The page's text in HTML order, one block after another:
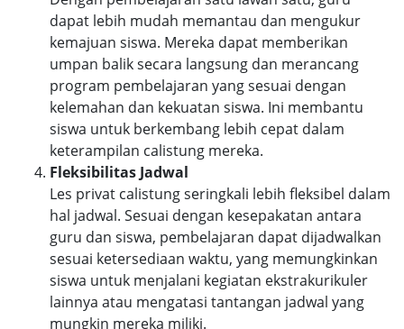
dapat lebih mudah memantau dan mengukur
kemajuan siswa. Mereka dapat memberikan
umpan balik secara langsung dan merancang
program pembelajaran yang sesuai dengan
kelemahan dan kekuatan siswa. Ini membantu
siswa untuk berkembang lebih cepat dalam
keterampilan calistung mereka.
Fleksibilitas Jadwal
Les privat calistung seringkali lebih fleksibel dalam
hal jadwal. Sesuai dengan kesepakatan antara
guru dan siswa, pembelajaran dapat dijadwalkan
sesuai ketersediaan waktu, yang memungkinkan
siswa untuk menjalani kegiatan ekstrakurikuler
lainnya atau mengatasi tantangan jadwal yang
mungkin mereka miliki.